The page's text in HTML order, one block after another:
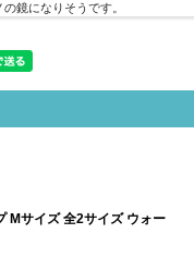
鏡になりそうです。
Mサイズ 全2サイズ ウォー